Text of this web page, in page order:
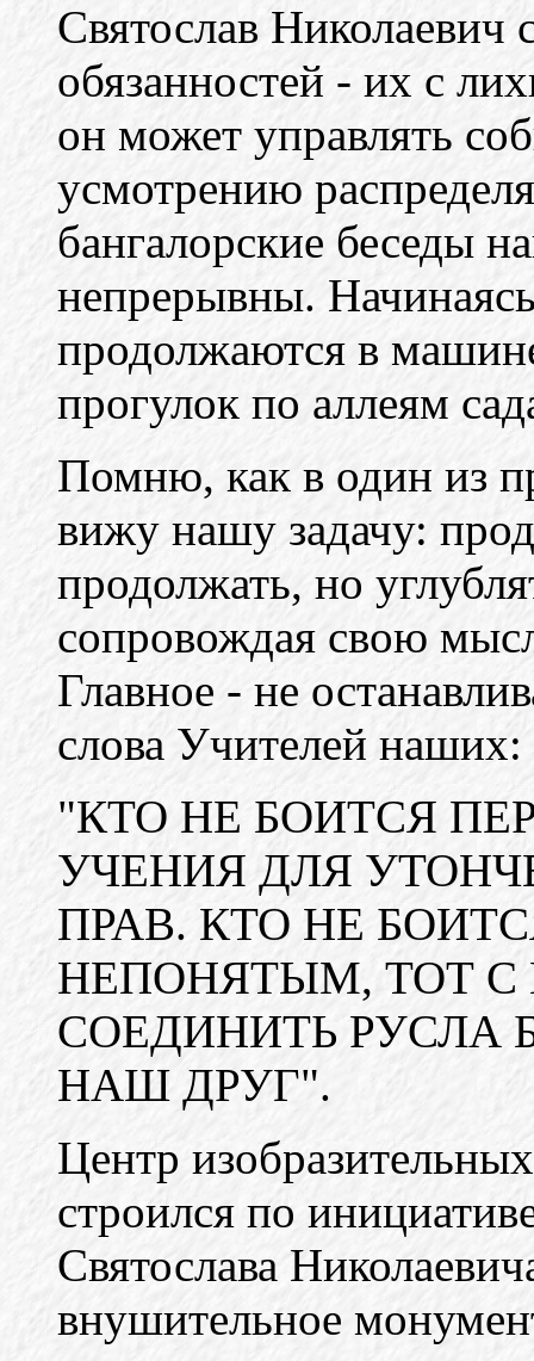
Святослав Николаевич
обязанностей - их с
он может управлять
усмотрению
бангалорские беседы
непрерывны.
продолжаются в
прогулок по аллеям
Помню, как в один из
вижу нашу задачу:
продолжать, но
сопровождая свою
Главное - не
слова Учителей наших:
"КТО НЕ БОИТСЯ
УЧЕНИЯ ДЛЯ
ПРАВ. КТО НЕ
НЕПОНЯТЫМ, ТОТ С
СОЕДИНИТЬ РУСЛА
НАШ ДРУГ".
Центр
строился по
Святослава
внушительное